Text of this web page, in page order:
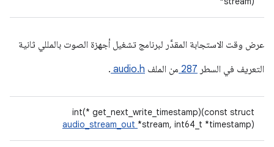
عرض وقت الاستجابة المقدَّر لبرنامج تشغيل أجهزة الصوت بالمللي ثانية
التعريف في السطر 287 من الملف audio.h
.
int(* get_next_write_timestamp)(const struct
audio_stream_out *stream, int64_t *timestamp)